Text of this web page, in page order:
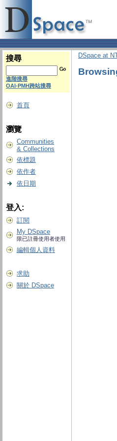
搜尋
進階搜尋
OAI-PMH跨站搜尋
首頁
瀏覽
Communities
& Collections
依標題
依作者
依日期
登入:
訂閱
My DSpace
限已註冊使用者使用
編輯個人資料
求助
關於 DSpace
DSpace at